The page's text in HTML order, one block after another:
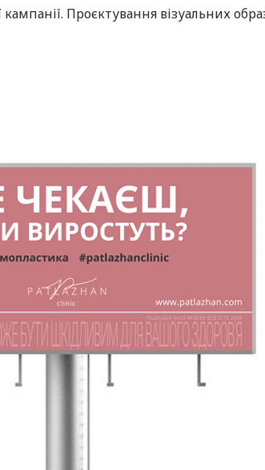
кампанії. Проєктування візуальних